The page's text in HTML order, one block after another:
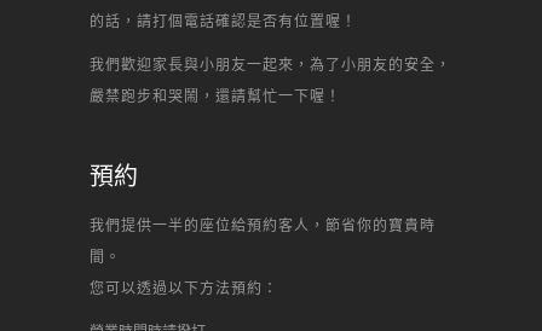
的話，請打個電話確認是否有位置喔！
我們歡迎家長與小朋友一起來，為了小朋友的安全，
嚴禁跑步和哭鬧，還請幫忙一下喔！
預約
我們提供一半的座位給預約客人，節省你的寶貴時
間。
您可以透過以下方法預約：